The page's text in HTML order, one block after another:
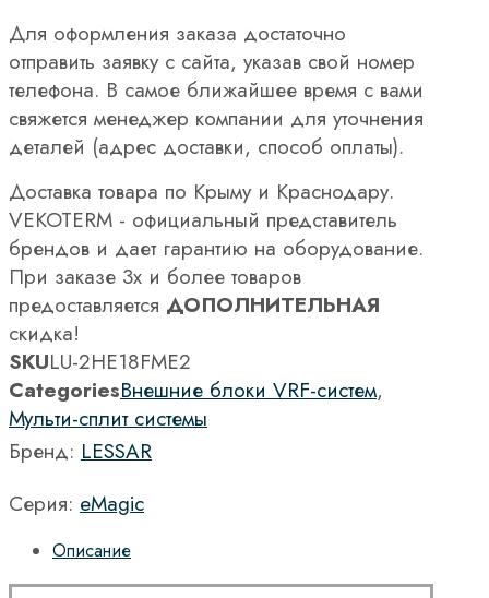
Для оформления заказа достаточно
отправить заявку с сайта, указав свой номер
телефона. В самое ближайшее время с вами
свяжется менеджер компании для уточнения
деталей (адрес доставки, способ оплаты).
Доставка товара по Крыму и Краснодару.
VEKOTERM - официальный представитель
брендов и дает гарантию на оборудование.
При заказе 3х и более товаров
предоставляется ДОПОЛНИТЕЛЬНАЯ
скидка!
SKULU-2HE18FME2
CategoriesВнешние блоки VRF-систем,
Мульти-сплит системы
Бренд: LESSAR
Серия: eMagic
Описание